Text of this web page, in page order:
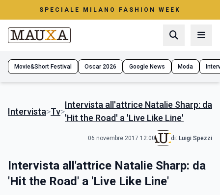
SPECIALE MILANO FASHION WEEK
Movie&Short Festival Oscar 2026 Google News Moda
Intervista>Tv>
Intervista all'attrice Natalie Sharp: da
'Hit the Road' a 'Live Like Line'
06 novembre 2017 12:00 di: Luigi Spezzi
Intervista all'attrice Natalie Sharp: da
'Hit the Road' a 'Live Like Line'